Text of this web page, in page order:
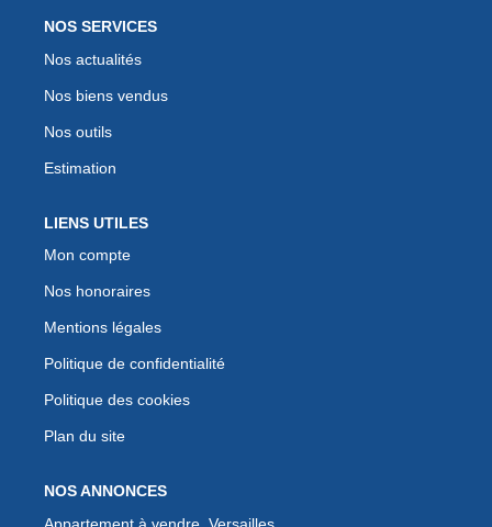
NOS SERVICES
Nos actualités
Nos biens vendus
Nos outils
Estimation
LIENS UTILES
Mon compte
Nos honoraires
Mentions légales
Politique de confidentialité
Politique des cookies
Plan du site
NOS ANNONCES
Appartement à vendre, Versailles